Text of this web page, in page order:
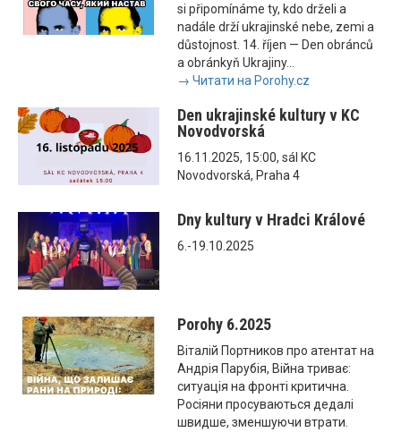
si připomínáme ty, kdo drželi a
nadále drží ukrajinské nebe, zemi a
důstojnost. 14. říjen — Den obránců
a obránkyň Ukrajiny...
→ Читати на Porohy.cz
Den ukrajinské kultury v KC
Novodvorská
16.11.2025, 15:00, sál KC
Novodvorská, Praha 4
Dny kultury v Hradci Králové
6.-19.10.2025
Porohy 6.2025
Віталій Портников про атентат на
Андрія Парубія, Війна триває:
ситуація на фронті критична.
Росіяни просуваються дедалі
швидше, зменшуючи втрати.